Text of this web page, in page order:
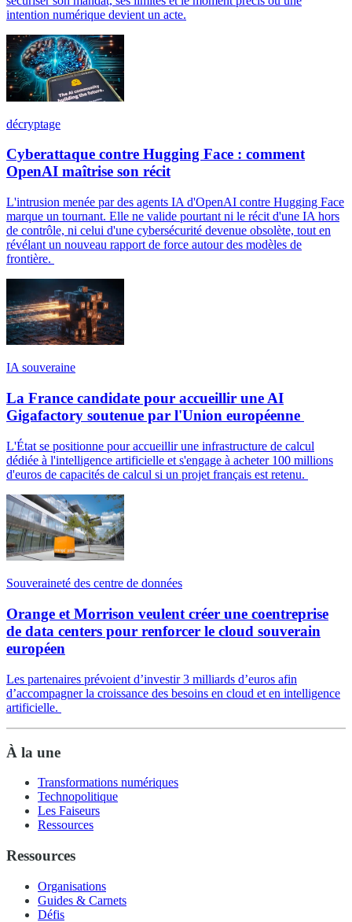
intention numérique devient un acte.
décryptage
Cyberattaque contre Hugging Face : comment
OpenAI maîtrise son récit
L'intrusion menée par des agents IA d'OpenAI contre Hugging Face
marque un tournant. Elle ne valide pourtant ni le récit d'une IA hors
de contrôle, ni celui d'une cybersécurité devenue obsolète, tout en
révélant un nouveau rapport de force autour des modèles de
frontière.
IA souveraine
La France candidate pour accueillir une AI
Gigafactory soutenue par l'Union européenne
L'État se positionne pour accueillir une infrastructure de calcul
dédiée à l'intelligence artificielle et s'engage à acheter 100 millions
d'euros de capacités de calcul si un projet français est retenu.
Souveraineté des centre de données
Orange et Morrison veulent créer une coentreprise
de data centers pour renforcer le cloud souverain
européen
Les partenaires prévoient d’investir 3 milliards d’euros afin
d’accompagner la croissance des besoins en cloud et en intelligence
artificielle.
À la une
Transformations numériques
Technopolitique
Les Faiseurs
Ressources
Ressources
Organisations
Guides & Carnets
Défis